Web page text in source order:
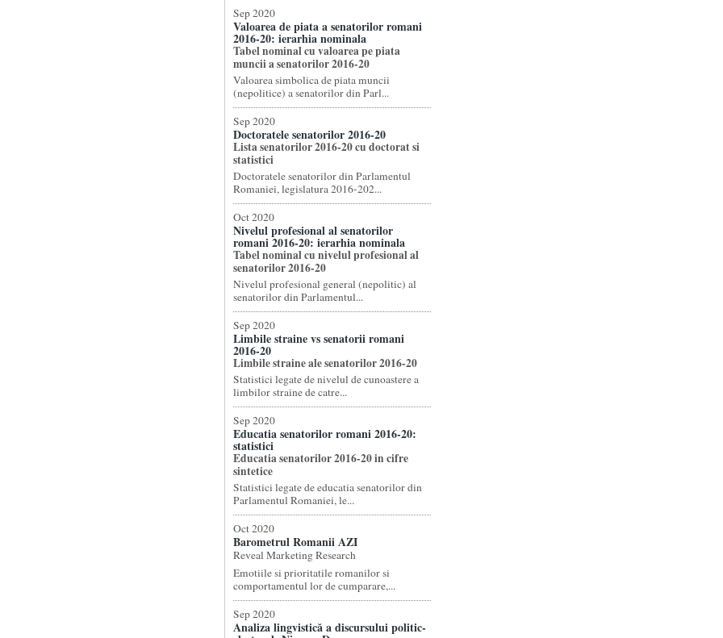
Sep 2020
Valoarea de piata a senatorilor romani
2016-20: ierarhia nominala
Tabel nominal cu valoarea pe piata
muncii a senatorilor 2016-20
Valoarea simbolica de piata muncii
(nepolitice) a senatorilor din Parl...
Sep 2020
Doctoratele senatorilor 2016-20
Lista senatorilor 2016-20 cu doctorat si
statistici
Doctoratele senatorilor din Parlamentul
Romaniei, legislatura 2016-202...
Oct 2020
Nivelul profesional al senatorilor
romani 2016-20: ierarhia nominala
Tabel nominal cu nivelul profesional al
senatorilor 2016-20
Nivelul profesional general (nepolitic) al
senatorilor din Parlamentul...
Sep 2020
Limbile straine vs senatorii romani
2016-20
Limbile straine ale senatorilor 2016-20
Statistici legate de nivelul de cunoastere a
limbilor straine de catre...
Sep 2020
Educatia senatorilor romani 2016-20:
statistici
Educatia senatorilor 2016-20 in cifre
sintetice
Statistici legate de educatia senatorilor din
Parlamentul Romaniei, le...
Oct 2020
Barometrul Romanii AZI
Reveal Marketing Research
Emotiile si prioritatile romanilor si
comportamentul lor de cumparare,...
Sep 2020
Analiza lingvistică a discursului politic-